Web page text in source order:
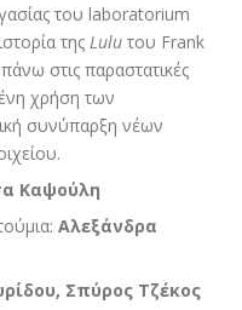
του laboratorium
της Lulu του Frank
στις παραστατικές
χρήση των
συνύπαρξη νέων
Καψούλη
Αλεξάνδρα
Σπύρος Τζέκος